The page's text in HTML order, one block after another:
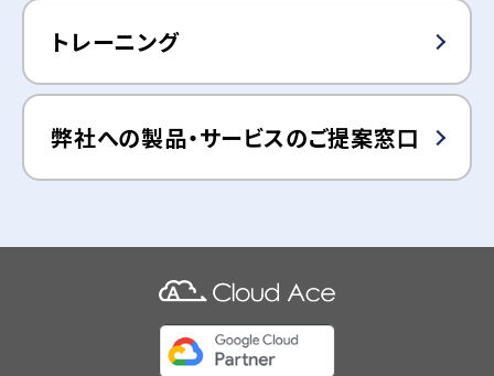
トレーニング
弊社への製品・サービスのご提案窓口